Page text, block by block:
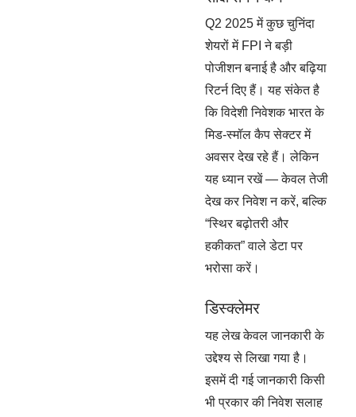
Q2 2025 में कुछ चुनिंदा
शेयरों में FPI ने बड़ी
पोजीशन बनाई है और बढ़िया
रिटर्न दिए हैं। यह संकेत है
कि विदेशी निवेशक भारत के
मिड-स्मॉल कैप सेक्टर में
अवसर देख रहे हैं। लेकिन
यह ध्यान रखें — केवल तेजी
देख कर निवेश न करें, बल्कि
“स्थिर बढ़ोतरी और
हकीकत” वाले डेटा पर
भरोसा करें।
डिस्क्लेमर
यह लेख केवल जानकारी के
उद्देश्य से लिखा गया है।
इसमें दी गई जानकारी किसी
भी प्रकार की निवेश सलाह